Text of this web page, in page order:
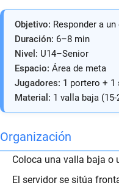
Objetivo: Responder a
Duración: 6–8 min
Nivel: U14–Senior
Espacio: Área de meta
Jugadores: 1 portero + 1
Material: 1 valla baja
Organización
Coloca una valla baja o
El servidor se sitúa